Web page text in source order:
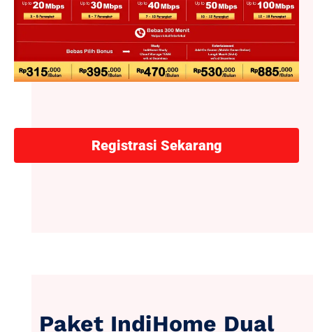
Registrasi Sekarang
Paket IndiHome Dual